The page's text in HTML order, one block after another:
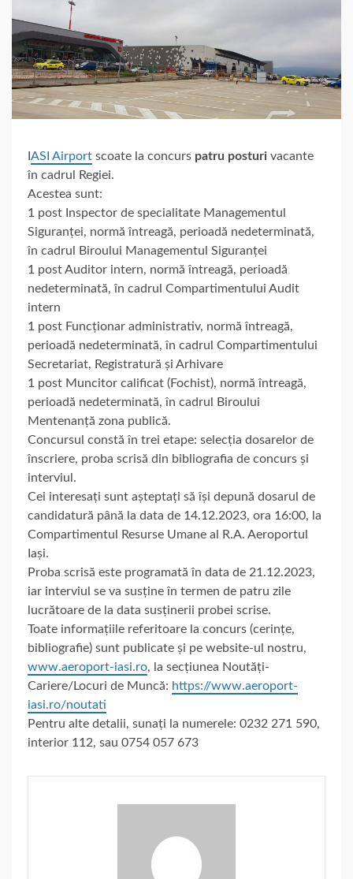
ASI Airport scoate la concurs patru posturi vacante
în cadrul Regiei.
Acestea sunt:
1 post Inspector de specialitate Managementul
Siguranței, normă întreagă, perioadă nedeterminată,
în cadrul Biroului Managementul Siguranței
1 post Auditor intern, normă întreagă, perioadă
nedeterminată, în cadrul Compartimentului Audit
intern
1 post Funcționar administrativ, normă întreagă,
perioadă nedeterminată, în cadrul Compartimentului
Secretariat, Registratură și Arhivare
1 post Muncitor calificat (Fochist), normă întreagă,
perioadă nedeterminată, în cadrul Biroului
Mentenanță zona publică.
Concursul constă în trei etape: selecția dosarelor de
înscriere, proba scrisă din bibliografia de concurs și
interviul.
Cei interesați sunt așteptați să își depună dosarul de
candidatură până la data de 14.12.2023, ora 16:00, la
Compartimentul Resurse Umane al R.A. Aeroportul
Iași.
Proba scrisă este programată în data de 21.12.2023,
iar interviul se va susține în termen de patru zile
lucrătoare de la data susținerii probei scrise.
Toate informațiile referitoare la concurs (cerințe,
bibliografie) sunt publicate și pe website-ul nostru,
www.aeroport-iasi.ro, la secțiunea Noutăți-
Cariere/Locuri de Muncă: https://www.aeroport-
iasi.ro/noutati
Pentru alte detalii, sunați la numerele: 0232 271 590,
interior 112, sau 0754 057 673